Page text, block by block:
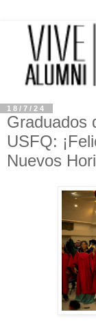
18/7/24
Graduados
USFQ:
Nuevos